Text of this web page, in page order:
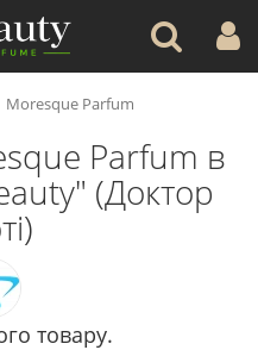
Moresque Parfum
Parfum в
(Доктор
товару.